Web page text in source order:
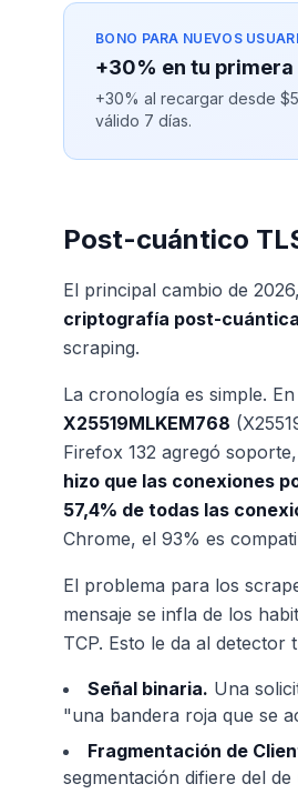
BONO PARA NUEVOS
+30% en tu
+30% al recargar desde
válido 7 días.
Post-cuántico
El principal cambio de
criptografía post-cuántica
scraping.
La cronología es simple.
X25519MLKEM768
Firefox 132 agregó
hizo que las conexiones
57,4% de todas las
Chrome, el 93% es
El problema para los
mensaje se infla de los
TCP. Esto le da al detector
Señal binaria. Una
"una bandera roja que se
Fragmentación de
segmentación difiere del